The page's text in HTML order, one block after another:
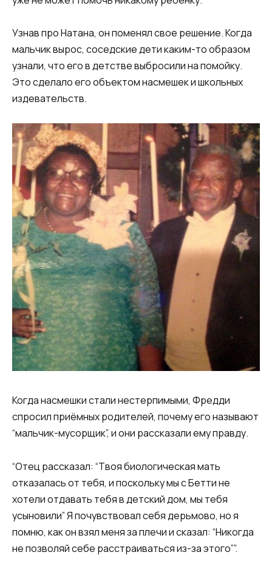
Узнав про Натана, он поменял свое решение. Когда
мальчик вырос, соседские дети каким-то образом
узнали, что его в детстве выбросили на помойку.
Это сделало его объектом насмешек и школьных
издевательств.
Когда насмешки стали нестерпимыми, Фредди
спросил приёмных родителей, почему его называют
“мальчик-мусорщик”, и они рассказали ему правду.
“Отец рассказал: “Твоя биологическая мать
отказалась от тебя, и поскольку мы с Бетти не
хотели отдавать тебя в детский дом, мы тебя
усыновили” Я почувствовал себя дерьмово, но я
помню, как он взял меня за плечи и сказал: “Никогда
не позволяй себе расстраиваться из-за этого””.